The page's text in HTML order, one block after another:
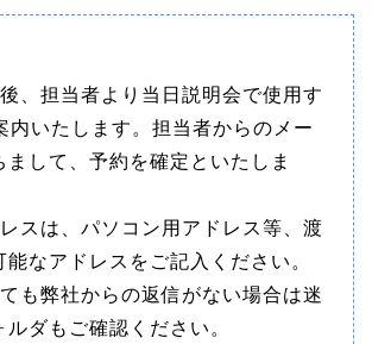
、担当者より当日説明会で使用す
内いたします。担当者からのメー
まして、予約を確定といたしま
スは、パソコン用アドレス等、渡
なアドレスをご記入ください。
も弊社からの返信がない場合は迷
ダもご確認ください。